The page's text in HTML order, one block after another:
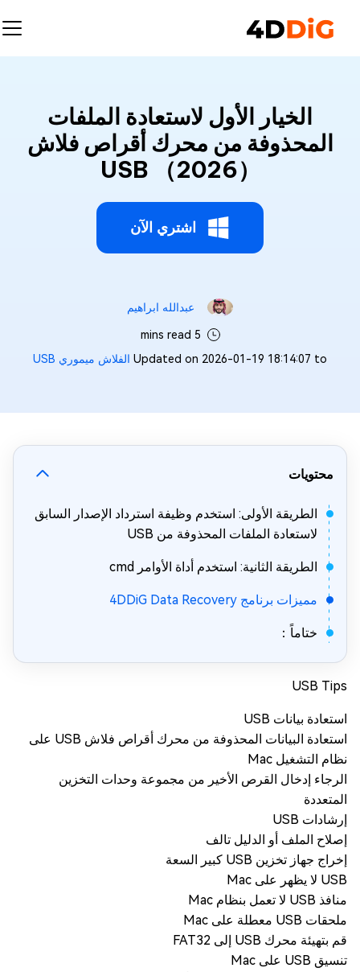
الخيار الأول لاستعادة الملفات
المحذوفة من محرك أقراص فلاش
USB （2026）
اشتري الآن
عبدالله ابراهيم‎
5 mins read
Updated on 2026-01-19 18:14:07 to الفلاش ميموري USB
محتويات
الطريقة الأولى: استخدم وظيفة استرداد الإصدار السابق
لاستعادة الملفات المحذوفة من USB
الطريقة الثانية: استخدم أداة الأوامر cmd
مميزات برنامج 4DDiG Data Recovery
ختاماً：
USB Tips
استعادة بيانات USB
استعادة البيانات المحذوفة من محرك أقراص فلاش USB على
نظام التشغيل Mac
الرجاء إدخال القرص الأخير من مجموعة وحدات التخزين
المتعددة
إرشادات USB
إصلاح الملف أو الدليل تالف
إخراج جهاز تخزين USB كبير السعة
USB لا يظهر على Mac
منافذ USB لا تعمل بنظام Mac
ملحقات USB معطلة على Mac
قم بتهيئة محرك USB إلى FAT32
تنسيق USB على Mac